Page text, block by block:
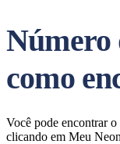
Número
como
Você pode encontrar
clicando em Meu